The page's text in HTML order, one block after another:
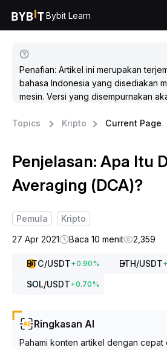
Bybit Learn
Penafian: Artikel ini merupakan
bahasa Indonesia yang disediakan
mesin. Versi yang disempurnakan
Topics Kripto Current Page
Penjelasan: Apa Itu
Averaging (DCA)?
Pemula
Kripto
27 Apr 2021
Baca 10 menit 2,359
BTC/USDT+0.90% ETH/USDT+
SOL/USDT+0.70%
Ringkasan AI
Pahami konten artikel dengan cepat